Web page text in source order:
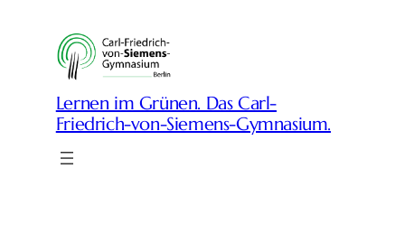
Lernen im Grünen. Das Carl-
Friedrich-von-Siemens-Gymnasium.